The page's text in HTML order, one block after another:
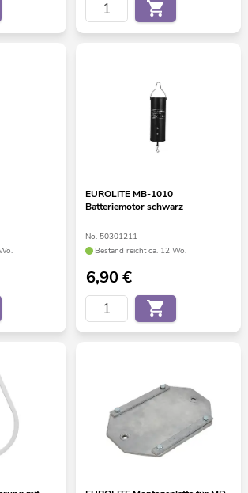
EUROLITE MB-1010
Batteriemotor schwarz
No. 50301211
Bestand reicht ca. 12 Wo.
6,90€